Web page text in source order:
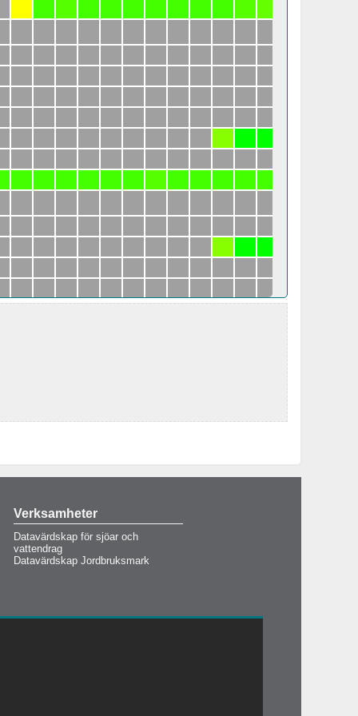
Verksamheter
Datavärdskap för sjöar och
vattendrag
Datavärdskap Jordbruksmark